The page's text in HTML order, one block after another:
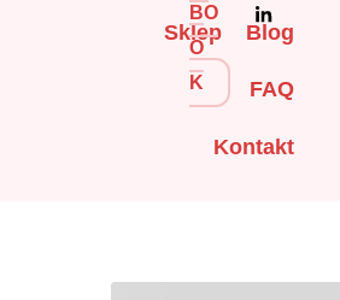
Sklep Blog
FAQ
Kontakt
BO
O
K